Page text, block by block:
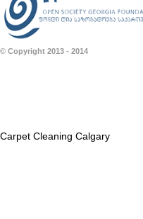
© Copyright 2013 - 2014
Carpet Cleaning Calgary